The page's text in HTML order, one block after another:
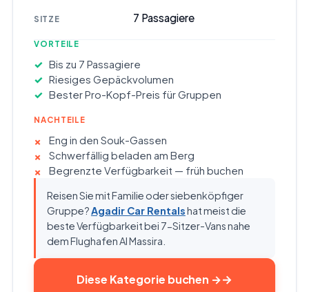
SITZE 7 Passagiere
VORTEILE
Bis zu 7 Passagiere
Riesiges Gepäckvolumen
Bester Pro-Kopf-Preis für Gruppen
NACHTEILE
Eng in den Souk-Gassen
Schwerfällig beladen am Berg
Begrenzte Verfügbarkeit — früh buchen
Reisen Sie mit Familie oder siebenköpfiger
Gruppe?Agadir Car Rentalshat meist die
beste Verfügbarkeit bei 7-Sitzer-Vans nahe
dem Flughafen Al Massira.
Diese Kategorie buchen →